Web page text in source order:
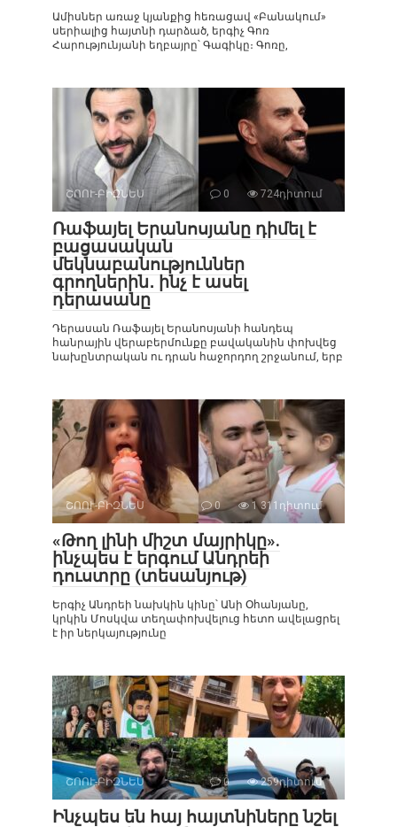
Ամիսներ առաջ կյանքից հեռացավ «Բանակում»
սերիալից հայտնի դարձած, երգիչ Գոռ
Հարությունյանի եղբայրը՝ Գագիկը։ Գոռը,
ՇՈՈՒ-ԲԻԶՆԵՍ 0 724դիտում
Ռաֆայել Երանոսյանը դիմել է
բացասական
մեկնաբանություններ
գրողներին․ ինչ է ասել
դերասանը
Դերասան Ռաֆայել Երանոսյանի հանդեպ
հանրային վերաբերմունքը բավականին փոխվեց
նախընտրական ու դրան հաջորդող շրջանում, երբ
ՇՈՈՒ-ԲԻԶՆԵՍ 0 1 311դիտում
«Թող լինի միշտ մայրիկը».
ինչպես է երգում Անդրեի
դուստրը (տեսանյութ)
Երգիչ Անդրեի նախկին կինը՝ Անի Օհանյանը,
կրկին Մոսկվա տեղափոխվելուց հետո ավելացրել
է իր ներկայությունը
ՇՈՈՒ-ԲԻԶՆԵՍ 0 259դիտում
Ինչպես են հայ հայտնիները նշել